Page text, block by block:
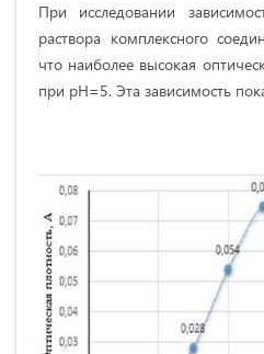
При исследовании
раствора комплексного
что наиболее высокая
при рН=5. Эта зависимость